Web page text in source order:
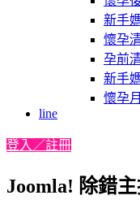
新手
懷孕
孕前
新手
懷孕
line
登入／註冊
Joomla! 除錯